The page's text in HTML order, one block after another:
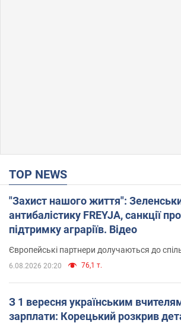
TOP NEWS
"Захист нашого життя":
антибалістику FREYJA, санкції
підтримку аграріїв. Відео
Європейські партнери долучаються до
6.08.2026 20:20 76,1 т.
З 1 вересня українським
зарплати: Корецький розкрив